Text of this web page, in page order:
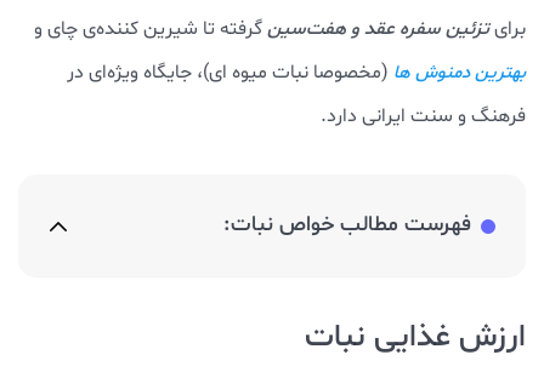
برایتزئین سفره عقد و هفت‌سینگرفته تا شیرین کننده‌ی چای و
بهترین دمنوش ها (مخصوصا نبات میوه‌ ای)، جایگاه ویژه‌ای در
فرهنگ و سنت ایرانی دارد.
فهرست مطالب خواص نبات:
ارزش غذایی نبات